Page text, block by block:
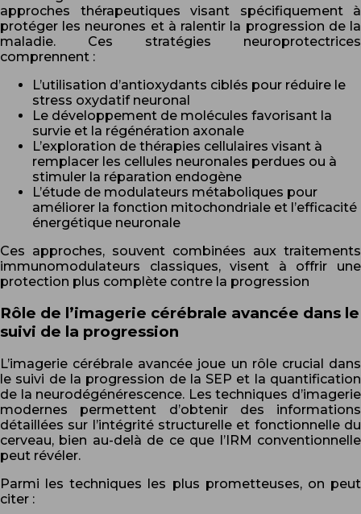
approches thérapeutiques visant spécifiquement à
protéger les neurones et à ralentir la progression de la
maladie. Ces stratégies neuroprotectrices
comprennent :
L’utilisation d’antioxydants ciblés pour réduire le
stress oxydatif neuronal
Le développement de molécules favorisant la
survie et la régénération axonale
L’exploration de thérapies cellulaires visant à
remplacer les cellules neuronales perdues ou à
stimuler la réparation endogène
L’étude de modulateurs métaboliques pour
améliorer la fonction mitochondriale et l’efficacité
énergétique neuronale
Ces approches, souvent combinées aux traitements
immunomodulateurs classiques, visent à offrir une
protection plus complète contre la progression
Rôle de l’imagerie cérébrale avancée dans le
suivi de la progression
L’imagerie cérébrale avancée joue un rôle crucial dans
le suivi de la progression de la SEP et la quantification
de la neurodégénérescence. Les techniques d’imagerie
modernes permettent d’obtenir des informations
détaillées sur l’intégrité structurelle et fonctionnelle du
cerveau, bien au-delà de ce que l’IRM conventionnelle
peut révéler.
Parmi les techniques les plus prometteuses, on peut
citer :